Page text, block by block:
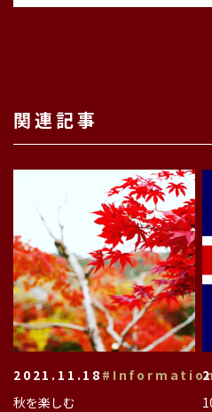
関連記事
2021.11.18
秋を楽しむ